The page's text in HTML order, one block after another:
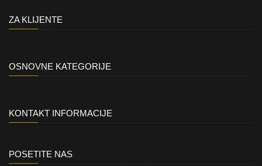
ZA KLIJENTE
OSNOVNE KATEGORIJE
KONTAKT INFORMACIJE
POSETITE NAS